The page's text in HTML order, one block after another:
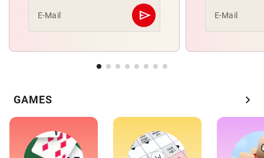
E-Mail send
Abschicken E-Mail
GAMES chevron_right